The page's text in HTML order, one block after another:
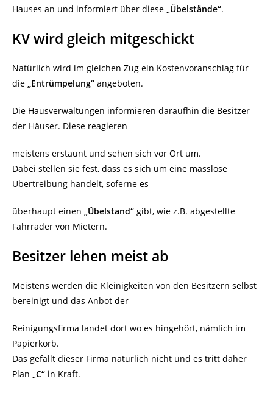
Hauses an und informiert über diese „Übelstände“.
KV wird gleich mitgeschickt
Natürlich wird im gleichen Zug ein Kostenvoranschlag für
die „Entrümpelung“ angeboten.
Die Hausverwaltungen informieren daraufhin die Besitzer
der Häuser. Diese reagieren
meistens erstaunt und sehen sich vor Ort um.
Dabei stellen sie fest, dass es sich um eine masslose
Übertreibung handelt, soferne es
überhaupt einen „Übelstand“ gibt, wie z.B. abgestellte
Fahrräder von Mietern.
Besitzer lehen meist ab
Meistens werden die Kleinigkeiten von den Besitzern selbst
bereinigt und das Anbot der
Reinigungsfirma landet dort wo es hingehört, nämlich im
Papierkorb.
Das gefällt dieser Firma natürlich nicht und es tritt daher
Plan „C“ in Kraft.